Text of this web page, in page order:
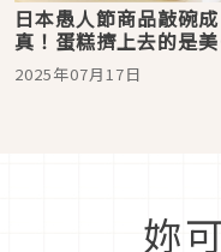
日本愚人節商品敲碗成
真！蛋糕擠上去的是
滋還是卡士達醬？衝擊
甜點商品新登場！
2025年07月17日
妳